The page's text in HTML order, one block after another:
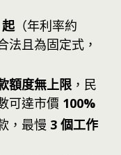
（年利率約
法且為固定式，
額度無上限 ，民
可達市價 100%
，最慢 3 個工作